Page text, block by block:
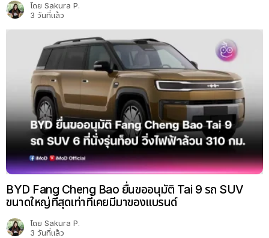
โดย Sakura P.
3 วันที่แล้ว
BYD Fang Cheng Bao ยื่นขออนุมัติ Tai 9 รถ SUV
ขนาดใหญ่ที่สุดเท่าที่เคยมีมาของแบรนด์
โดย Sakura P.
3 วันที่แล้ว